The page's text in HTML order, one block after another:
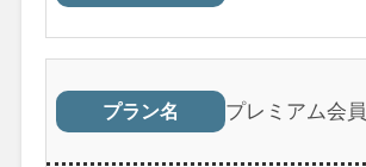
プラン名 プレミアム会員